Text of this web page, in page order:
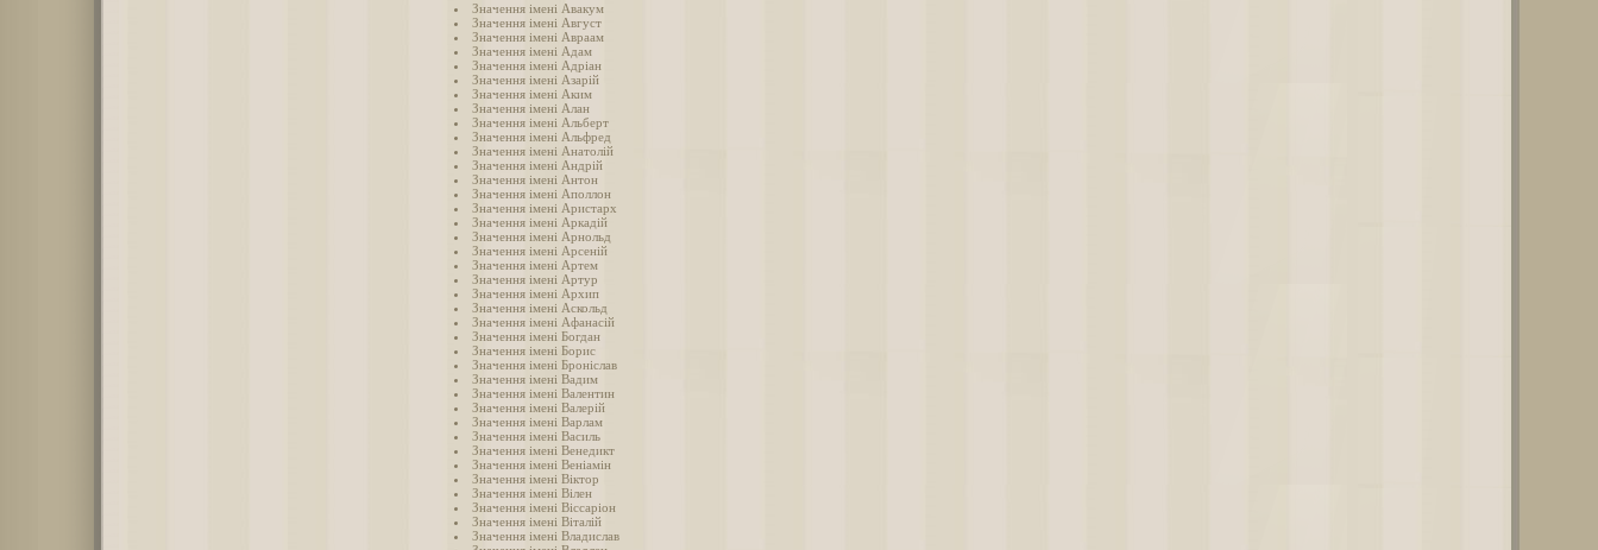
Значення імені Авакум
Значення імені Август
Значення імені Авраам
Значення імені Адам
Значення імені Адріан
Значення імені Азарій
Значення імені Аким
Значення імені Алан
Значення імені Альберт
Значення імені Альфред
Значення імені Анатолій
Значення імені Андрій
Значення імені Антон
Значення імені Аполлон
Значення імені Аристарх
Значення імені Аркадій
Значення імені Арнольд
Значення імені Арсеній
Значення імені Артем
Значення імені Артур
Значення імені Архип
Значення імені Аскольд
Значення імені Афанасій
Значення імені Богдан
Значення імені Борис
Значення імені Броніслав
Значення імені Вадим
Значення імені Валентин
Значення імені Валерій
Значення імені Варлам
Значення імені Василь
Значення імені Венедикт
Значення імені Веніамін
Значення імені Віктор
Значення імені Вілен
Значення імені Віссаріон
Значення імені Віталій
Значення імені Владислав